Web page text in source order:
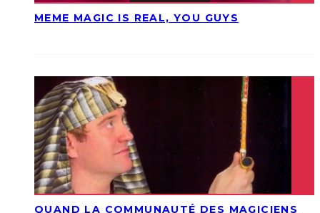
MEME MAGIC IS REAL, YOU GUYS
QUAND LA COMMUNAUTÉ DES MAGICIENS